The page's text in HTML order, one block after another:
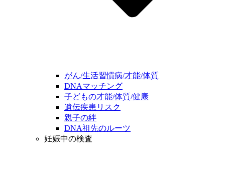
がん/生活習慣病/才能/体質
DNAマッチング
子どもの才能/体質/健康
遺伝疾患リスク
親子の絆
DNA祖先のルーツ
妊娠中の検査